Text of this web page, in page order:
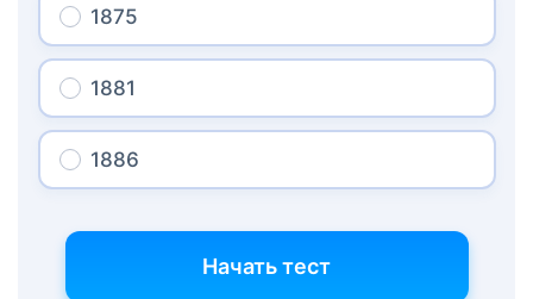
1875
1881
1886
Начать тест